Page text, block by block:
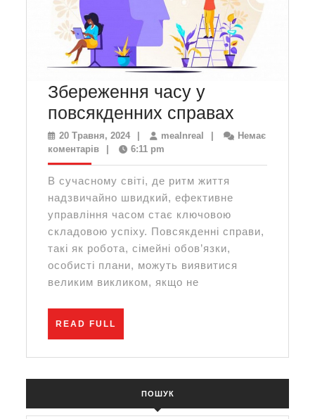
Збереження часу у
повсякденних справах
часу
20 Травня, 202420
Травня,
| mealnreal mealnreal
|
Немає
коментарів
| 6:11 pm
В сучасному світі, де ритм життя
надзвичайно швидкий, ефективне
управління часом стає ключовою
складовою успіху. Повсякденні справи,
такі як робота, сімейні обов’язки,
особисті плани, можуть виявитися
великим викликом, якщо не
READ FULL
ПОШУК